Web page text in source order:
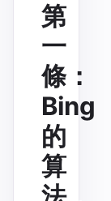
第
一
條：
Bing
的
算